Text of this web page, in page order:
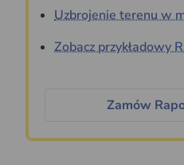
Uzbrojenie terenu w
Zobacz przykładowy
Zamów